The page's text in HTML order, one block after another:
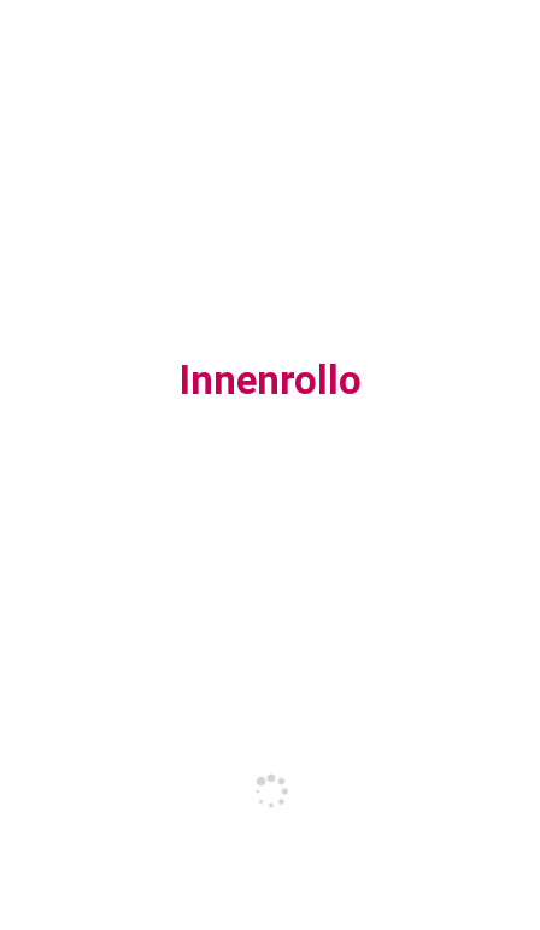
Innenrollo